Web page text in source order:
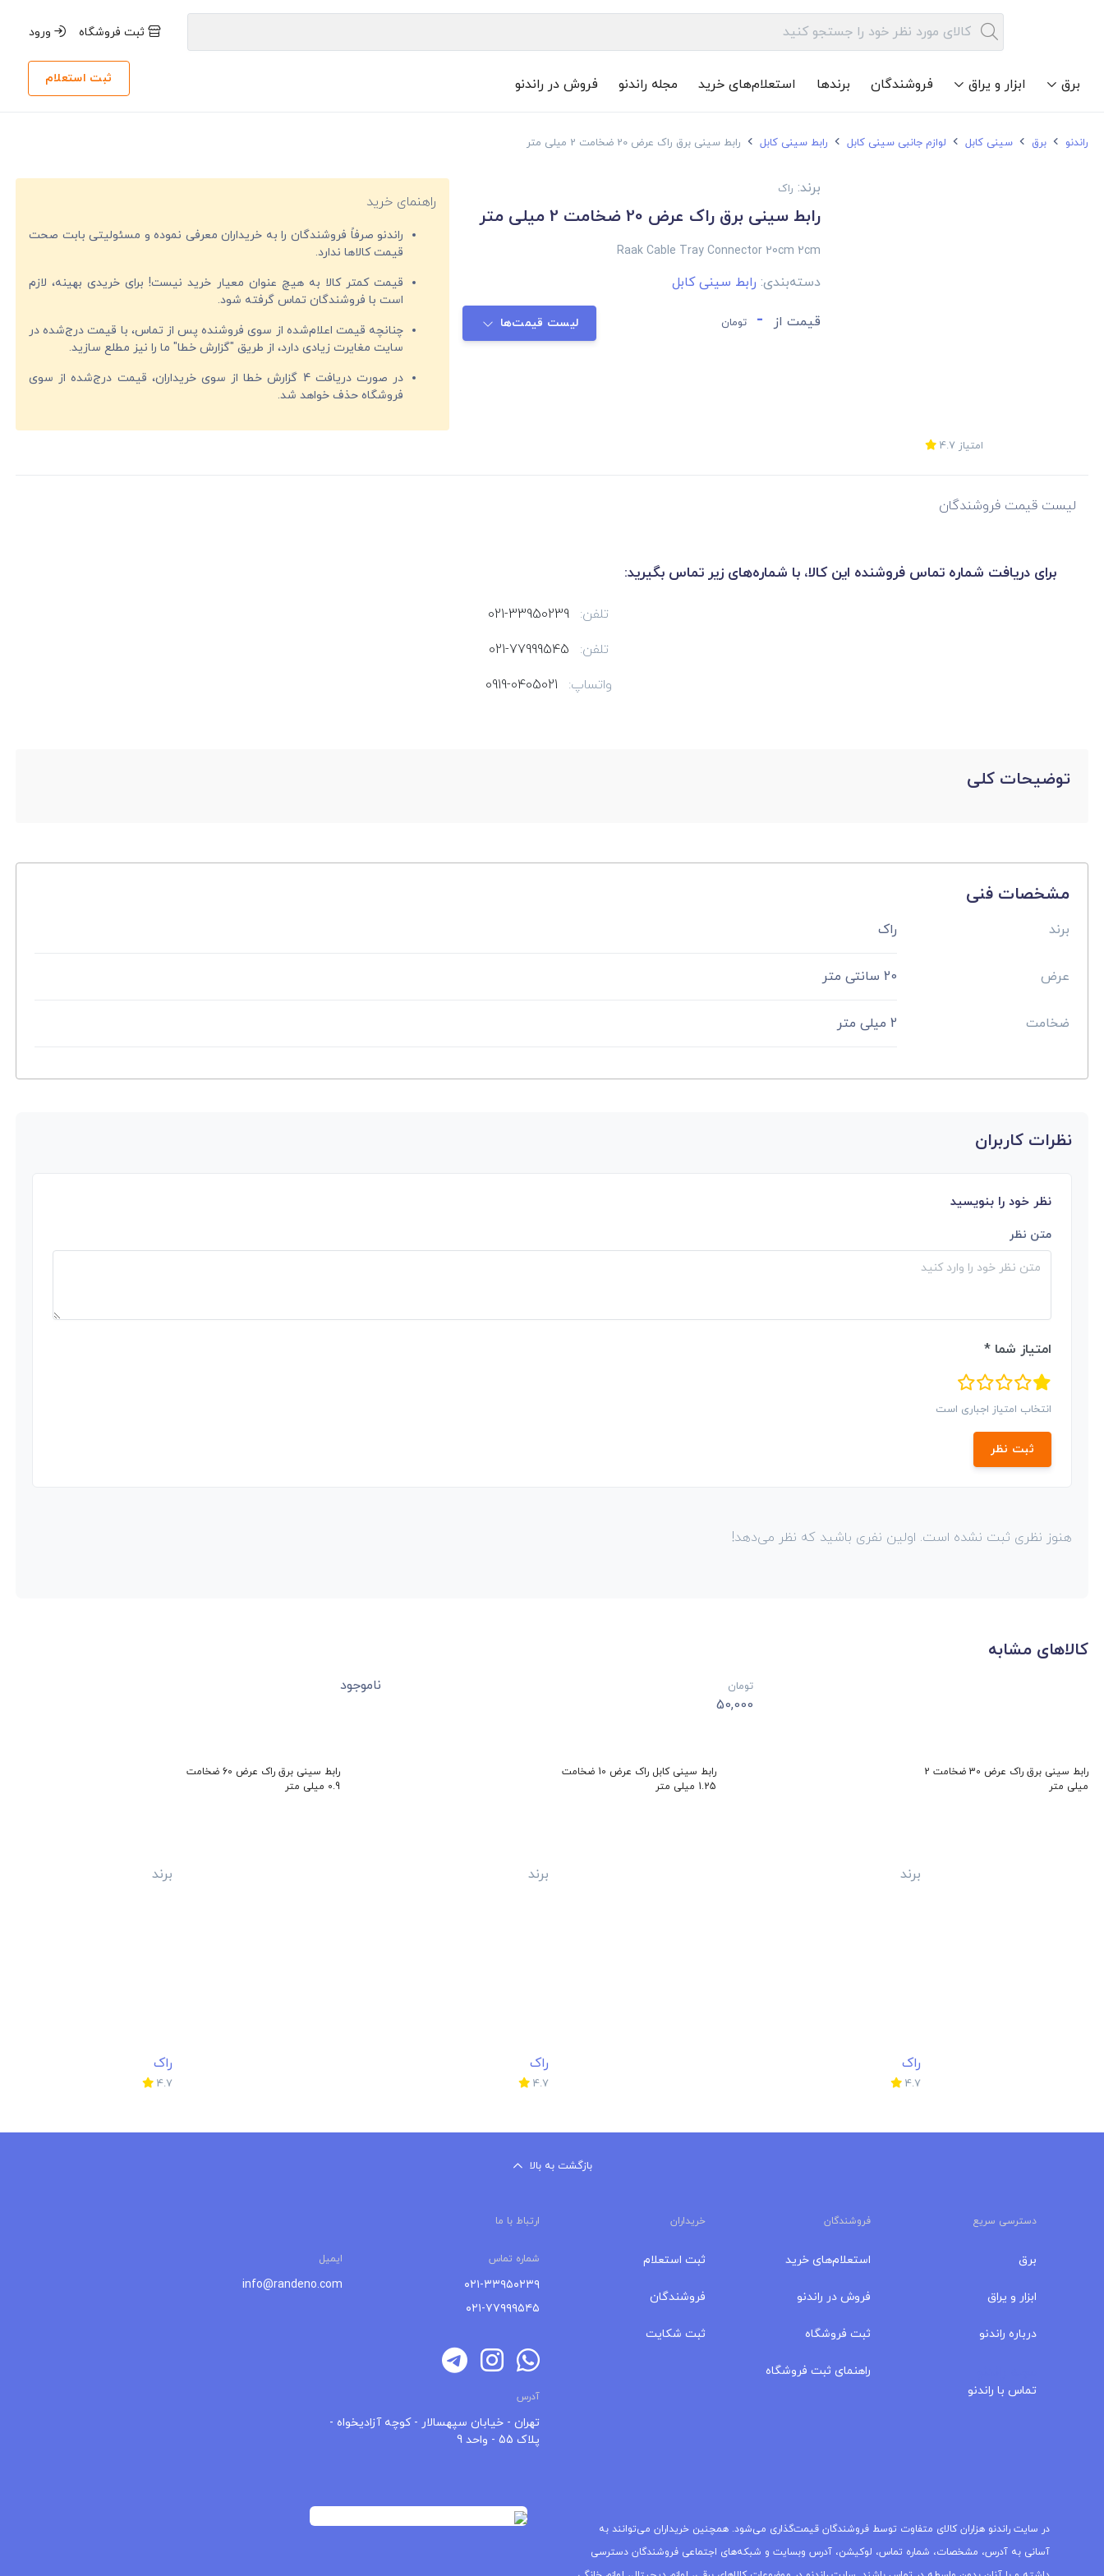
ثبت فروشگاه ورود
برق ابزار و یراق فروشندگان برندها استعلام‌های خرید مجله راندنو فروش در راندنو ثبت استعلام
راندنو برق سینی کابل لوازم جانبی سینی کابل رابط سینی کابل رابط سینی برق راک عرض 20 ضخامت 2 میلی متر
امتیاز 4.7
برند: راک
رابط سینی برق راک عرض 20 ضخامت 2 میلی متر
Raak Cable Tray Connector 20cm 2cm
دسته‌بندی: رابط سینی کابل
قیمت از - تومان لیست قیمت‌ها
راهنمای خرید
راندنو صرفاً فروشندگان را به خریداران معرفی نموده و مسئولیتی بابت صحت
قیمت‌ کالاها ندارد.
قیمت کمتر کالا به هیچ عنوان معیار خرید نیست! برای خریدی بهینه، لازم
است با فروشندگان تماس گرفته شود.
چنانچه قیمت اعلام‌شده از سوی فروشنده پس از تماس، با قیمت درج‌شده در
سایت مغایرت زیادی دارد، از طریق "گزارش خطا" ما را نیز مطلع سازید.
در صورت دریافت 4 گزارش خطا از سوی خریداران، قیمت درج‌شده از سوی
فروشگاه حذف خواهد شد.
لیست قیمت فروشندگان
برای دریافت شماره تماس فروشنده این کالا، با شماره‌های زیر تماس بگیرید:
تلفن:
021-33950239
تلفن:
021-77999545
واتساپ:
0919-0405021
توضیحات کلی
مشخصات فنی
برند راک
عرض 20 سانتی متر
ضخامت 2 میلی متر
نظرات کاربران
نظر خود را بنویسید
متن نظر
امتیاز شما *
انتخاب امتیاز اجباری است
ثبت نظر
هنوز نظری ثبت نشده است. اولین نفری باشید که نظر می‌دهد!
کالاهای مشابه
رابط سینی برق راک عرض 30 ضخامت 2
میلی متر
برند
راک
4.7
تومان
50,000
رابط سینی کابل راک عرض 10 ضخامت
1.25 میلی متر
برند
راک
4.7
ناموجود
رابط سینی برق راک عرض 60 ضخامت
0.9 میلی متر
برند
راک
4.7
بازگشت به بالا
دسترسی سریع فروشندگان خریداران ارتباط با ما
برق
ابزار و یراق
درباره‌ راندنو
تماس با راندنو
استعلام‌های خرید
فروش در راندنو
ثبت فروشگاه
راهنمای ثبت فروشگاه
ثبت استعلام
فروشندگان
ثبت شکایت
شماره تماس ایمیل
۰۲۱-۳۳۹۵۰۲۳۹
۰۲۱-۷۷۹۹۹۵۴۵
info@randeno.com
آدرس
تهران - خیابان سپهسالار - کوچه آزادیخواه -
پلاک 55 - واحد 9
در سایت راندنو هزاران کالای متفاوت توسط فروشندگان قیمت‌گذاری می‌شود. همچنین خریداران می‌توانند به
آسانی به آدرس، مشخصات، شماره تماس، لوکیشن، آدرس وبسایت و شبکه‌های اجتماعی فروشندگان دسترسی